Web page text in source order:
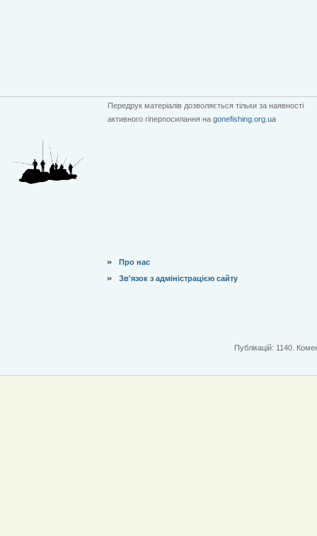
Передрук матеріалів дозволяється тільки за наявності
активного гіперпосилання на gonefishing.org.ua
Про нас
Зв'язок з адміністрацією сайту
Публікацій: 1140.